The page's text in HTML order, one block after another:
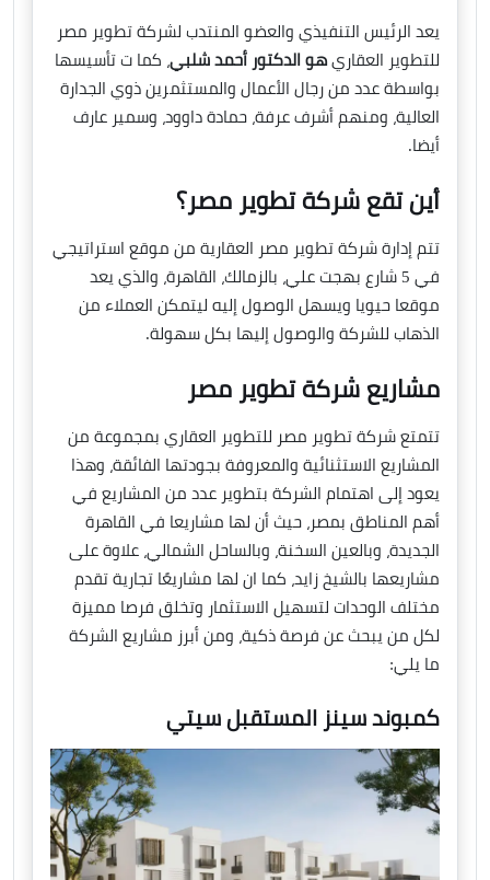
يعد الرئيس التنفيذي والعضو المنتدب لشركة تطوير مصر
للتطوير العقاريهو الدكتور أحمد شلبي ، كما ت تأسيسها
بواسطة عدد من رجال الأعمال والمستثمرين ذوي الجدارة
العالية، ومنهم أشرف عرفة، حمادة داوود، وسمير عارف
أيضا.
أين تقع شركة تطوير مصر؟
تتم إدارة شركة تطوير مصر العقارية من موقع استراتيجي
في 5 شارع بهجت علي، بالزمالك، القاهرة، والذي يعد
موقعا حيويا ويسهل الوصول إليه ليتمكن العملاء من
الذهاب للشركة والوصول إليها بكل سهولة.
مشاريع شركة تطوير مصر
تتمتع شركة تطوير مصر للتطوير العقاري بمجموعة من
المشاريع الاستثنائية والمعروفة بجودتها الفائقة، وهذا
يعود إلى اهتمام الشركة بتطوير عدد من المشاريع في
أهم المناطق بمصر، حيث أن لها مشاريعا في القاهرة
الجديدة، وبالعين السخنة، وبالساحل الشمالي، علاوة على
مشاريعها بالشيخ زايد، كما ان لها مشاريعًا تجارية تقدم
مختلف الوحدات لتسهيل الاستثمار وتخلق فرصا مميزة
لكل من يبحث عن فرصة ذكية، ومن أبرز مشاريع الشركة
ما يلي:
كمبوند سينز المستقبل سيتي